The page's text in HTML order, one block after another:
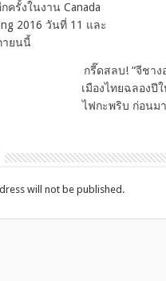
ครั้งในงาน Canada
2016 วันที่ 11 และ
ายนนี้
กรี๊ดสลบ! “จีชาง
เมืองไทยฉลองปี
ไฟกะพริบ ก่อนม
will not be published.